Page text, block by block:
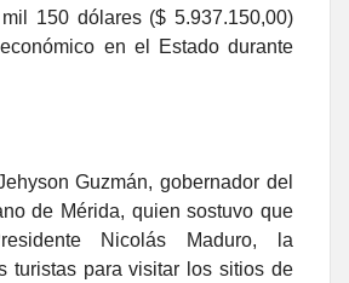
150 dólares ($ 5.937.150,00)
en el Estado durante
Guzmán, gobernador del
de Mérida, quien sostuvo que
Nicolás Maduro, la
turistas para visitar los sitios de